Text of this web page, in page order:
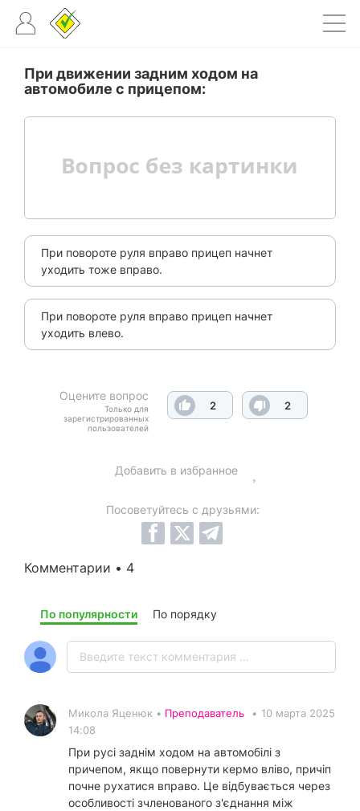
При движении задним ходом на
автомобиле с прицепом:
При повороте руля вправо прицеп начнет
уходить тоже вправо.
При повороте руля вправо прицеп начнет
уходить влево.
Оцените вопрос
Только для
зарегистрированных
пользователей
2 2
Добавить в избранное
Посоветуйтесь с друзьями:
Комментарии • 4
По популярности По порядку
Микола Яценюк • Преподаватель • 10 марта 2025
14:08
При русі заднім ходом на автомобілі з
причепом, якщо повернути кермо вліво, причіп
почне рухатися вправо. Це відбувається через
особливості зчленованого з'єднання між